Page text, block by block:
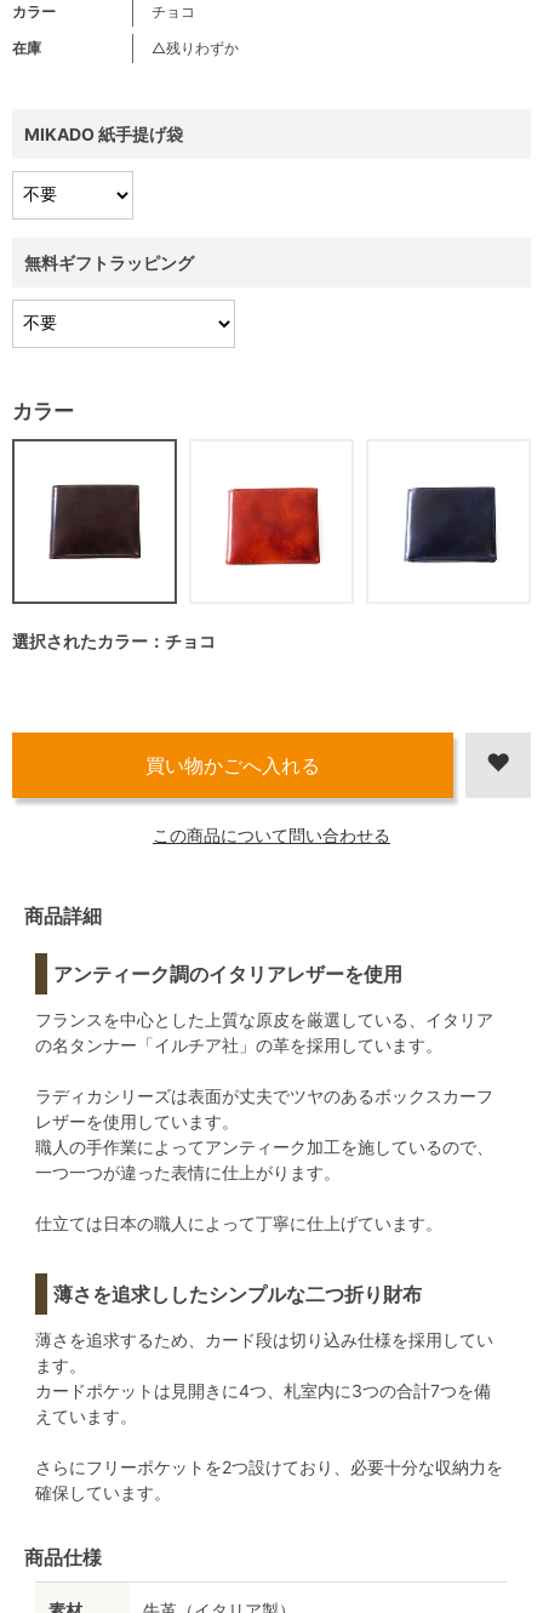
カラー
チョコ
在庫
△残りわずか
MIKADO 紙手提げ袋
無料ギフトラッピング
カラー
選択されたカラー：チョコ
この商品について問い合わせる
商品詳細
アンティーク調のイタリアレザーを使用
フランスを中心とした上質な原皮を厳選している、イタリア
の名タンナー「イルチア社」の革を採用しています。
ラディカシリーズは表面が丈夫でツヤのあるボックスカーフ
レザーを使用しています。
職人の手作業によってアンティーク加工を施しているので、
一つ一つが違った表情に仕上がります。
仕立ては日本の職人によって丁寧に仕上げています。
薄さを追求ししたシンプルな二つ折り財布
薄さを追求するため、カード段は切り込み仕様を採用してい
ます。
カードポケットは見開きに4つ、札室内に3つの合計7つを備
えています。
さらにフリーポケットを2つ設けており、必要十分な収納力を
確保しています。
商品仕様